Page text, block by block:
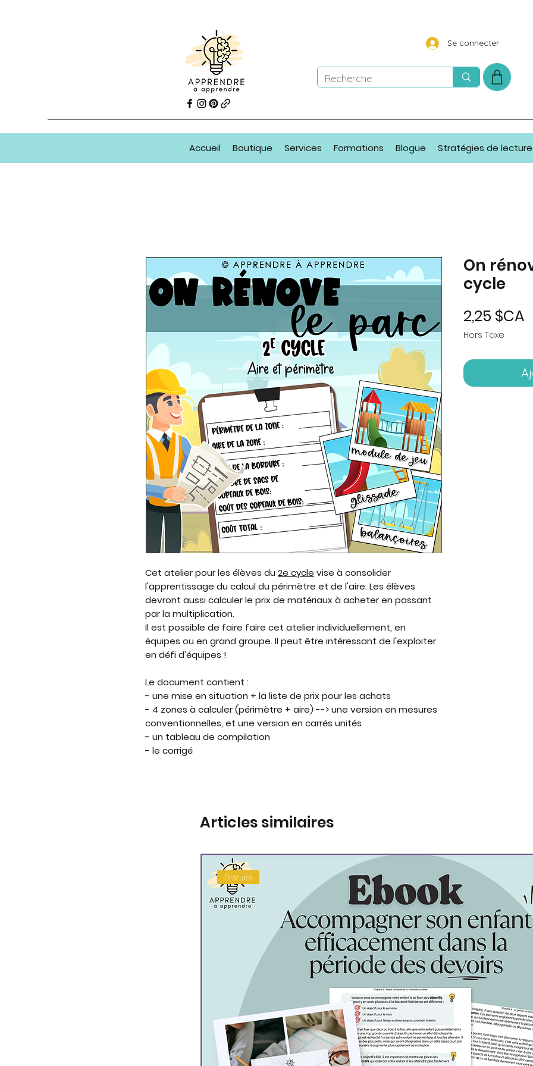
Se connecter
Accueil Boutique Services Formations Blogue Stratégies de lecture
Cet atelier pour les élèves du 2e cycle vise à consolider
l'apprentissage du calcul du périmètre et de l'aire. Les élèves
devront aussi calculer le prix de matériaux à acheter en passant
par la multiplication.
Il est possible de faire faire cet atelier individuellement, en
équipes ou en grand groupe. Il peut être intéressant de l'exploiter
en défi d'équipes !
Le document contient :
- une mise en situation + la liste de prix pour les achats
- 4 zones à calculer (périmètre + aire) --> une version en mesures
conventionnelles, et une version en carrés unités
- un tableau de compilation
- le corrigé
On
cycle
2,25 $CA
Hors Taxe
Articles similaires
Gratuité